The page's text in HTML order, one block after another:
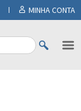
MINHA CONTA